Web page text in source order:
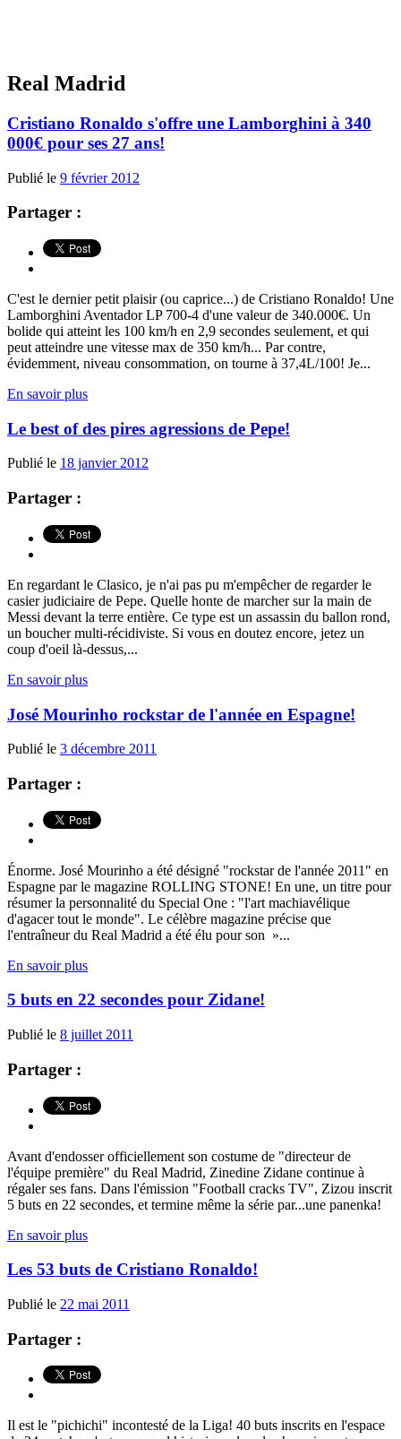
Real Madrid
Cristiano Ronaldo s'offre une Lamborghini à 340
000€ pour ses 27 ans!
Publié le 9 février 2012
Partager :
C'est le dernier petit plaisir (ou caprice...) de Cristiano Ronaldo! Une
Lamborghini Aventador LP 700-4 d'une valeur de 340.000€. Un
bolide qui atteint les 100 km/h en 2,9 secondes seulement, et qui
peut atteindre une vitesse max de 350 km/h... Par contre,
évidemment, niveau consommation, on tourne à 37,4L/100! Je...
En savoir plus
Le best of des pires agressions de Pepe!
Publié le 18 janvier 2012
Partager :
En regardant le Clasico, je n'ai pas pu m'empêcher de regarder le
casier judiciaire de Pepe. Quelle honte de marcher sur la main de
Messi devant la terre entière. Ce type est un assassin du ballon rond,
un boucher multi-récidiviste. Si vous en doutez encore, jetez un
coup d'oeil là-dessus,...
En savoir plus
José Mourinho rockstar de l'année en Espagne!
Publié le 3 décembre 2011
Partager :
Énorme. José Mourinho a été désigné "rockstar de l'année 2011" en
Espagne par le magazine ROLLING STONE! En une, un titre pour
résumer la personnalité du Special One : "l'art machiavélique
d'agacer tout le monde". Le célèbre magazine précise que
l'entraîneur du Real Madrid a été élu pour son »...
En savoir plus
5 buts en 22 secondes pour Zidane!
Publié le 8 juillet 2011
Partager :
Avant d'endosser officiellement son costume de "directeur de
l'équipe première" du Real Madrid, Zinedine Zidane continue à
régaler ses fans. Dans l'émission "Football cracks TV", Zizou inscrit
5 buts en 22 secondes, et termine même la série par...une panenka!
En savoir plus
Les 53 buts de Cristiano Ronaldo!
Publié le 22 mai 2011
Partager :
Il est le "pichichi" incontesté de la Liga! 40 buts inscrits en l'espace